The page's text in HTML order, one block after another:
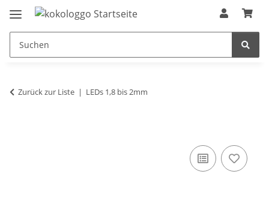
Zurück zur Liste LEDs 1,8 bis 2mm